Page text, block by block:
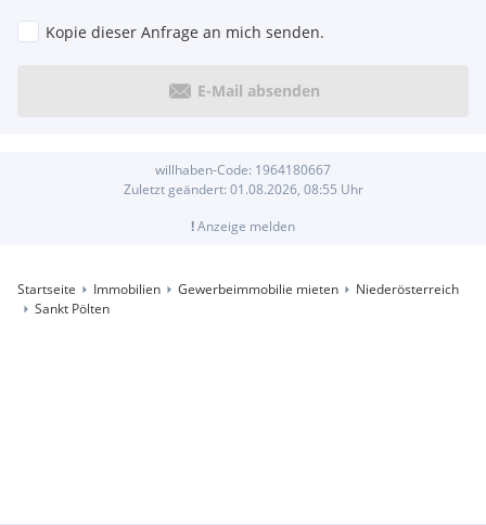
Kopie dieser Anfrage an mich senden.
E-Mail absenden
willhaben-Code: 1964180667
Zuletzt geändert: 01.08.2026, 08:55 Uhr
!Anzeige melden
Startseite Immobilien Gewerbeimmobilie mieten
Niederösterreich
Sankt Pölten